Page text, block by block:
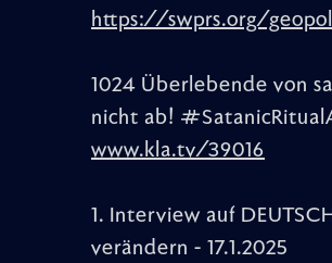
https://swprs.org/
1024 Überlebende von
nicht ab!
www.kla.tv/39016
1. Interview auf
verändern - 17.1.2025